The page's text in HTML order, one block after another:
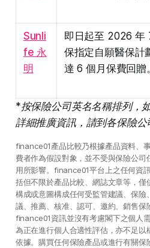
Sunli
fe 永
明
即日起至 2026 年
保指定自願醫保計
達 6 個月保費回贈。
*按保險公司英名名稱排列，
詳細推廣資訊，請到各保險
finance01產品比較乃根據產品資料、
費者作為假設對象，並不受與保險公
用所影響。finance01平台上之任何資
括但不限於產品比較、網誌文章等，僅
構成或意圖構成任何受監管建議、保險
議、推薦、核准、認可、邀約、銷售保
finance01資訊並沒有考慮閣下之個人
為正在進行個人合適性評估，亦不足以
依據。購買任何保險產品或進行有關保